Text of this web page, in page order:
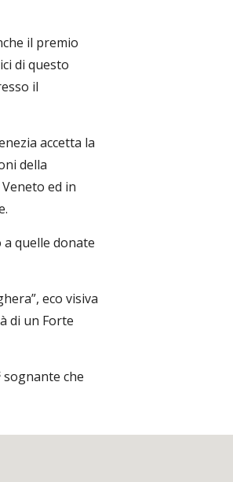
il premio
di questo
il
accetta la
della
ed in
quelle donate
eco visiva
di un Forte
sognante che